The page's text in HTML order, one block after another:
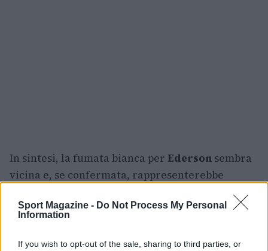
Sport Magazine - Do Not Process My Personal
Information
If you wish to opt-out of the sale, sharing to third parties, or
In sintesi, la fumata bianca per Ederson sembra
vicina e, se confermata, rappresenterebbe
mercato attenta al rapporto qualità-prezzo.
l’inizio di una ridefinizione tattica per la